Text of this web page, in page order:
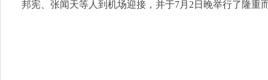
邦宪、张闻天等人到机场迎接，并于7月2日晚举行了隆重